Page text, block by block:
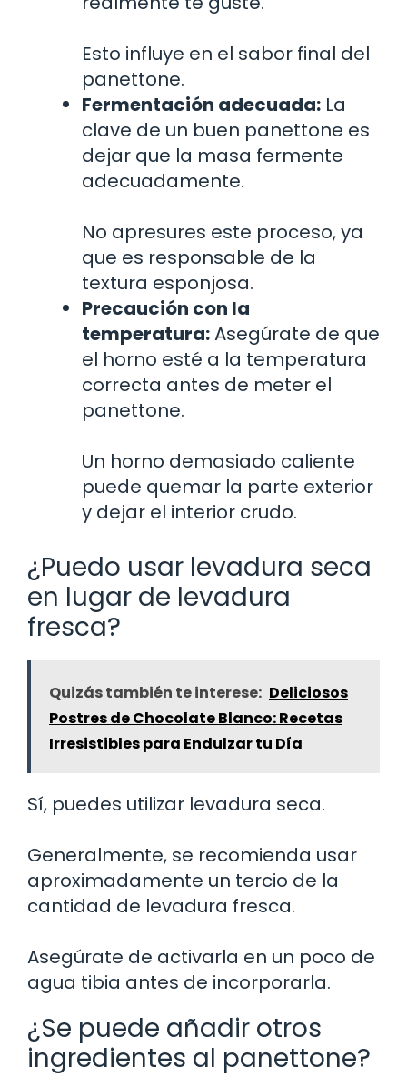
Esto influye en el sabor final del
panettone.
Fermentación adecuada: La
clave de un buen panettone es
dejar que la masa fermente
adecuadamente.
No apresures este proceso, ya
que es responsable de la
textura esponjosa.
Precaución con la
temperatura:Asegúrate de que
el horno esté a la temperatura
correcta antes de meter el
panettone.
Un horno demasiado caliente
puede quemar la parte exterior
y dejar el interior crudo.
¿Puedo usar levadura seca
en lugar de levadura
fresca?
Quizás también te interese: Deliciosos
Postres de Chocolate Blanco: Recetas
Irresistibles para Endulzar tu Día
Sí, puedes utilizar levadura seca.
Generalmente, se recomienda usar
aproximadamente un tercio de la
cantidad de levadura fresca.
Asegúrate de activarla en un poco de
agua tibia antes de incorporarla.
¿Se puede añadir otros
ingredientes al panettone?